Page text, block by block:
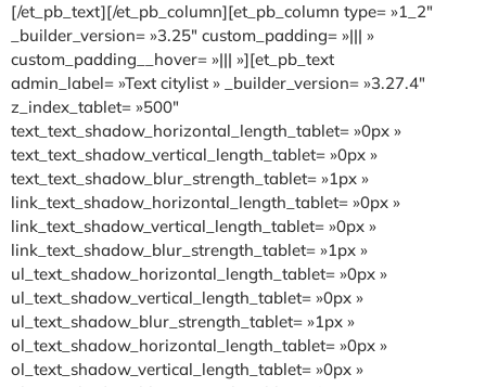
[/et_pb_text][/et_pb_column][et_pb_column type= »1_2″
_builder_version= »3.25″ custom_padding= »||| »
custom_padding__hover= »||| »][et_pb_text
admin_label= »Text citylist » _builder_version= »3.27.4″
z_index_tablet= »500″
text_text_shadow_horizontal_length_tablet= »0px »
text_text_shadow_vertical_length_tablet= »0px »
text_text_shadow_blur_strength_tablet= »1px »
link_text_shadow_horizontal_length_tablet= »0px »
link_text_shadow_vertical_length_tablet= »0px »
link_text_shadow_blur_strength_tablet= »1px »
ul_text_shadow_horizontal_length_tablet= »0px »
ul_text_shadow_vertical_length_tablet= »0px »
ul_text_shadow_blur_strength_tablet= »1px »
ol_text_shadow_horizontal_length_tablet= »0px »
ol_text_shadow_vertical_length_tablet= »0px »